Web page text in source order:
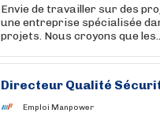
Envie de travailler sur des
une entreprise spécialisée
projets. Nous croyons que
Directeur Qualité
Emploi Manpower